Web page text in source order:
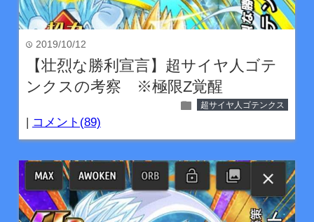
time 2019/10/12
【壮烈な勝利宣言】超サイヤ人ゴテ
ンクスの考察 ※極限Z覚醒
folder 超サイヤ人ゴテンクス
| コメント(89)